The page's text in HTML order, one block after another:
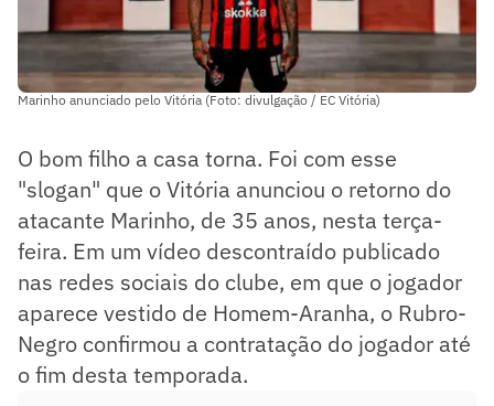
Marinho anunciado pelo Vitória (Foto: divulgação / EC Vitória)
O bom filho a casa torna. Foi com esse
"slogan" que o Vitória anunciou o retorno do
atacante Marinho, de 35 anos, nesta terça-
feira. Em um vídeo descontraído publicado
nas redes sociais do clube, em que o jogador
aparece vestido de Homem-Aranha, o Rubro-
Negro confirmou a contratação do jogador até
o fim desta temporada.